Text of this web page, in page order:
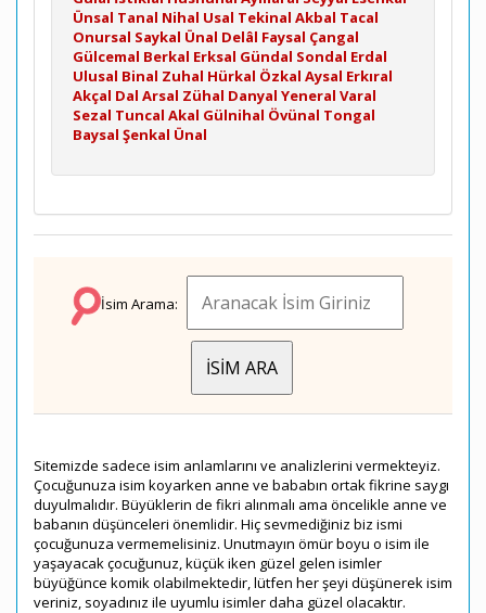
Ünsal Tanal Nihal Usal Tekinal Akbal Tacal
Onursal Saykal Ünal Delâl Faysal Çangal
Gülcemal Berkal Erksal Gündal Sondal Erdal
Ulusal Binal Zuhal Hürkal Özkal Aysal Erkıral
Akçal Dal Arsal Zühal Danyal Yeneral Varal
Sezal Tuncal Akal Gülnihal Övünal Tongal
Baysal Şenkal Ünal
İsim Arama:
Sitemizde sadece isim anlamlarını ve analizlerini vermekteyiz.
Çocuğunuza isim koyarken anne ve bababın ortak fikrine saygı
duyulmalıdır. Büyüklerin de fikri alınmalı ama öncelikle anne ve
babanın düşünceleri önemlidir. Hiç sevmediğiniz biz ismi
çocuğunuza vermemelisiniz. Unutmayın ömür boyu o isim ile
yaşayacak çocuğunuz, küçük iken güzel gelen isimler
büyüğünce komik olabilmektedir, lütfen her şeyi düşünerek isim
veriniz, soyadınız ile uyumlu isimler daha güzel olacaktır.